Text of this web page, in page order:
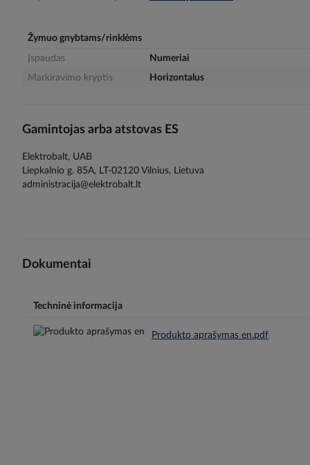
Žymuo gnybtams/rinklėms
Įspaudas
Numeriai
Markiravimo kryptis
Horizontalus
Gamintojas arba atstovas ES
Elektrobalt, UAB
Liepkalnio g. 85A, LT-02120 Vilnius, Lietuva
administracija@elektrobalt.lt
Dokumentai
Techninė informacija
Produkto aprašymas en.pdf